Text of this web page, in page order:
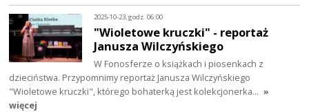
2025-10-23, godz. 06:00
"Wioletowe kruczki" - reportaż
Janusza Wilczyńskiego
W Fonosferze o książkach i piosenkach z
dzieciństwa. Przypomnimy reportaż Janusza Wilczyńskiego
"Wioletowe kruczki", którego bohaterką jest kolekcjonerka… »
więcej